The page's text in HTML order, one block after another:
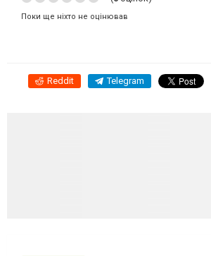
Поки ще ніхто не оцінював
Reddit Telegram